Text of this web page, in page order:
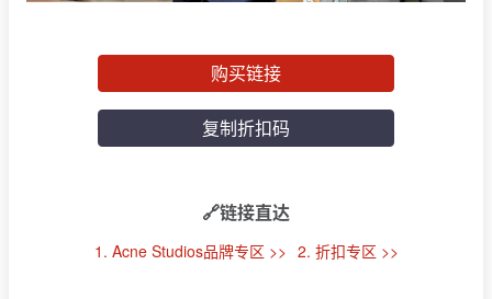
购买链接
复制折扣码
🔗链接直达
1. Acne Studios品牌专区 >> 2. 折扣专区 >>